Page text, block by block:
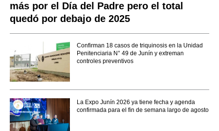
más por el Día del Padre pero el total
quedó por debajo de 2025
Confirman 18 casos de triquinosis en la Unidad
Penitenciaria N° 49 de Junín y extreman
controles preventivos
La Expo Junín 2026 ya tiene fecha y agenda
confirmada para el fin de semana largo de agosto